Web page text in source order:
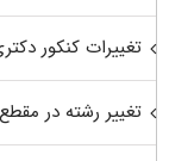
تغییرات کنکور دکتری
تغییر رشته در